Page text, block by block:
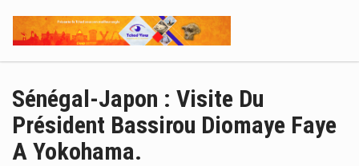
Sénégal-Japon : Visite Du
Président Bassirou Diomaye Faye
A Yokohama.